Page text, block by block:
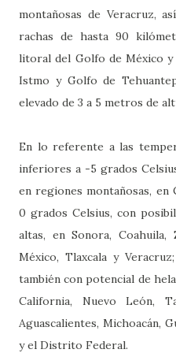
montañosas de Veracruz,
rachas de hasta 90
litoral del Golfo de México
Istmo y Golfo de
elevado de 3 a 5 metros de
En lo referente a las
inferiores a -5 grados
en regiones montañosas, en
0 grados Celsius, con
altas, en Sonora, Coahuila,
México, Tlaxcala y
también con potencial de
California, Nuevo León,
Aguascalientes, Michoacán,
y el Distrito Federal.